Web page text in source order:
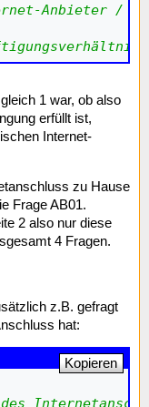
Anbieter /
1 war, ob also
erfüllt ist,
Internet-
zu Hause
Frage AB01.
2 also nur diese
4 Fragen.
z.B. gefragt
hat:
Kopieren